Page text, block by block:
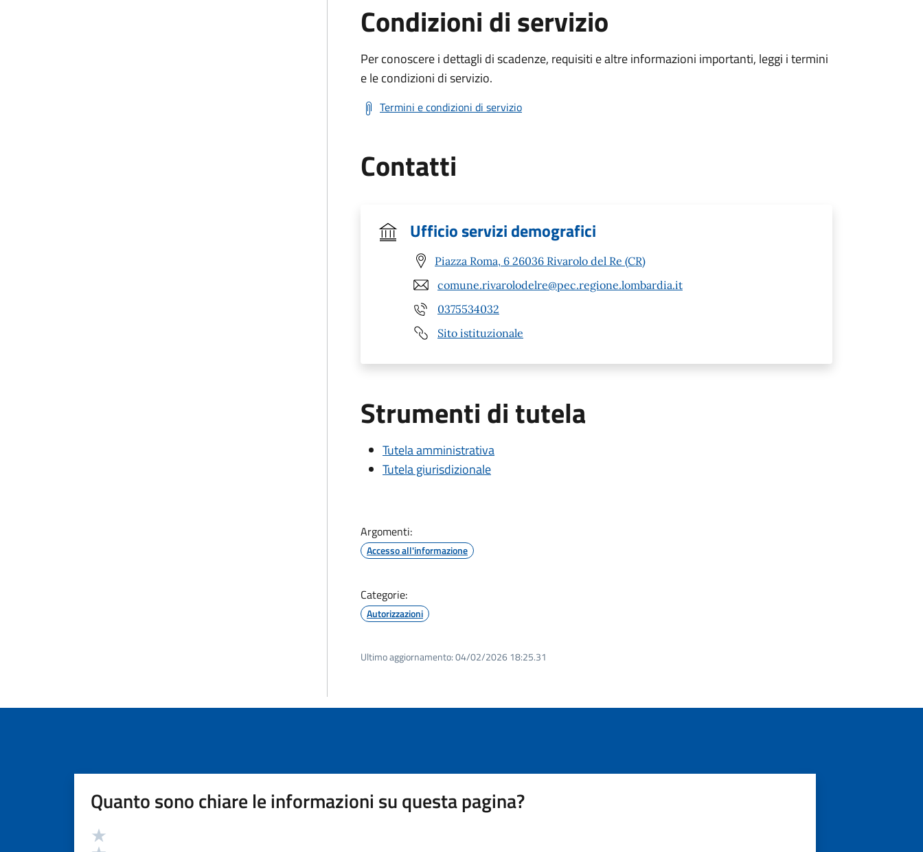
Condizioni di servizio
Per conoscere i dettagli di scadenze, requisiti e altre informazioni importanti, leggi i termini
e le condizioni di servizio.
Termini e condizioni di servizio
Contatti
Ufficio servizi demografici
Piazza Roma, 6 26036 Rivarolo del Re (CR)
comune.rivarolodelre@pec.regione.lombardia.it
0375534032
Sito istituzionale
Strumenti di tutela
Tutela amministrativa
Tutela giurisdizionale
Argomenti:
Accesso all'informazione
Categorie:
Autorizzazioni
Ultimo aggiornamento:04/02/2026 18:25.31
Quanto sono chiare le informazioni su questa pagina?
Valutazione